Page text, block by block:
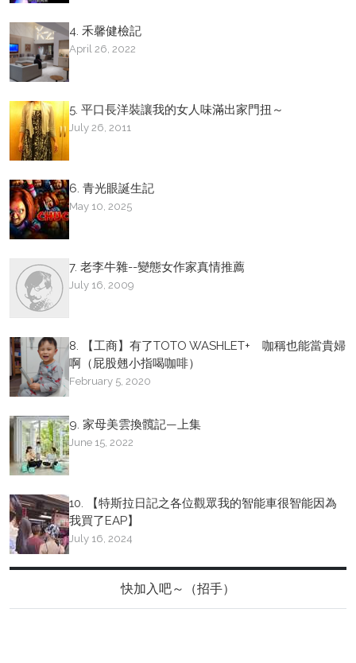
4. 禾馨健檢記
April 26, 2022
5. 平口長洋裝讓我的女人味滿出家門扭～
July 26, 2011
6. 青光眼誕生記
May 10, 2025
7. 老李牛雜--變態女作家真情推薦
July 16, 2009
8. 【工商】有了TOTO WASHLET+ 咖稱也能當貴婦
啊（屁股翹小指喝咖啡）
February 5, 2020
9. 家母美雲換髖記—上集
June 15, 2022
10. 【特斯拉日記之各位觀眾我的智能車很智能因為
我買了EAP】
July 16, 2024
快加入吧～（招手）